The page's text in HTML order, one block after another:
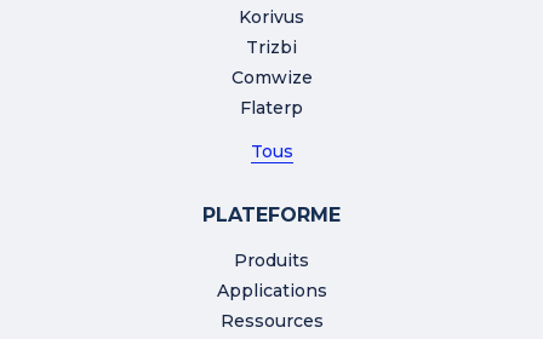
Korivus
Trizbi
Comwize
Flaterp
Tous
PLATEFORME
Produits
Applications
Ressources